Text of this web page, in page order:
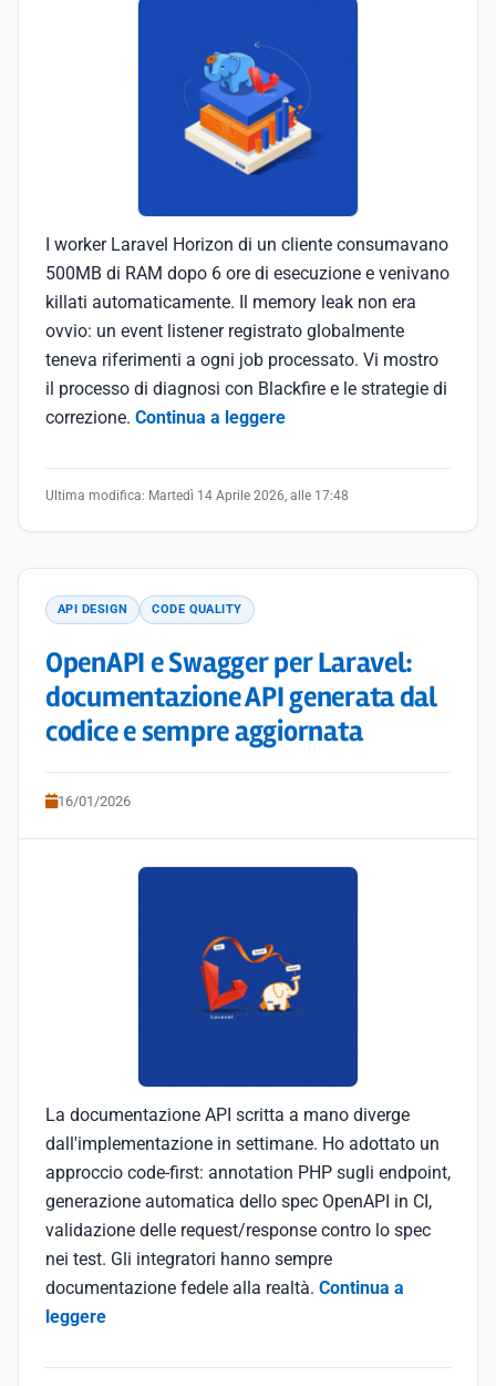
I worker Laravel Horizon di un cliente consumavano
500MB di RAM dopo 6 ore di esecuzione e venivano
killati automaticamente. Il memory leak non era
ovvio: un event listener registrato globalmente
teneva riferimenti a ogni job processato. Vi mostro
il processo di diagnosi con Blackfire e le strategie di
correzione. Continua a leggere
Ultima modifica: Martedì 14 Aprile 2026, alle 17:48
API DESIGN CODE QUALITY
OpenAPI e Swagger per Laravel:
documentazione API generata dal
codice e sempre aggiornata
16/01/2026
La documentazione API scritta a mano diverge
dall'implementazione in settimane. Ho adottato un
approccio code-first: annotation PHP sugli endpoint,
generazione automatica dello spec OpenAPI in CI,
validazione delle request/response contro lo spec
nei test. Gli integratori hanno sempre
documentazione fedele alla realtà. Continua a
leggere